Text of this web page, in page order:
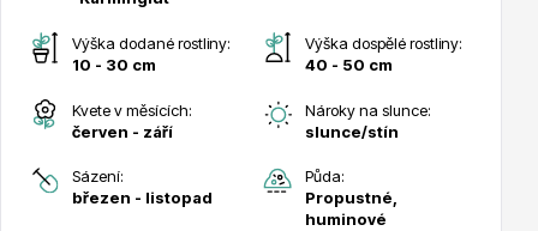
Výška dodané rostliny:
10 - 30 cm
Výška dospělé rostliny:
40 - 50 cm
Kvete v měsících:
červen - září
Nároky na slunce:
slunce/stín
Sázení:
březen - listopad
Půda:
Propustné,
huminové